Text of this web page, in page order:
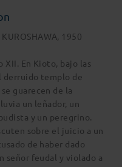
1950
XII. En Kioto, bajo las
derruido templo de
guarecen de la
un leñador, un
y un peregrino.
sobre el juicio a un
de haber dado
señor feudal y violado a